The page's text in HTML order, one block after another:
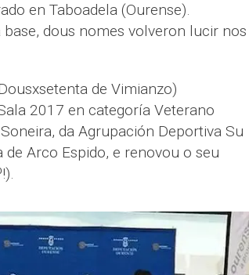
en Taboadela (Ourense).
dous nomes volveron lucir nos
de Vimianzo)
2017 en categoría Veterano
da Agrupación Deportiva Su
Arco Espido, e renovou o seu